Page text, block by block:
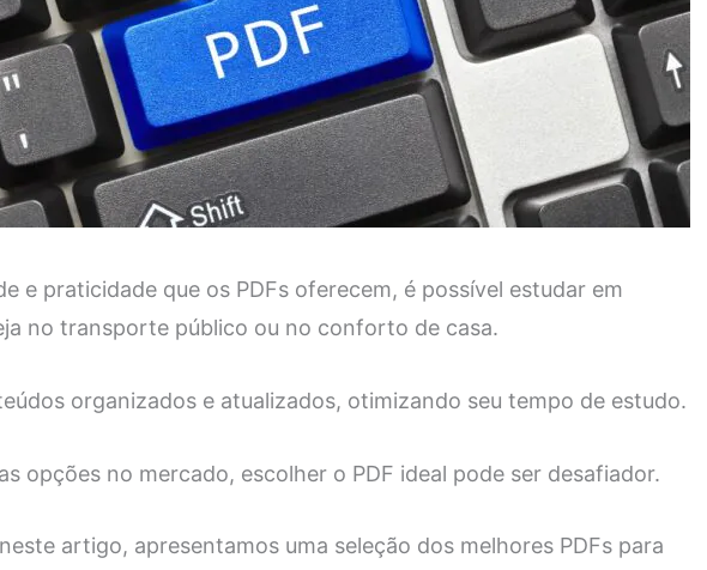
e praticidade que os PDFs oferecem, é possível estudar em
no transporte público ou no conforto de casa.
organizados e atualizados, otimizando seu tempo de estudo.
opções no mercado, escolher o PDF ideal pode ser desafiador.
artigo, apresentamos uma seleção dos melhores PDFs para